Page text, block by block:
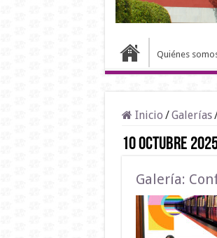
Quiénes
Inicio /Galerías
10 Octubre
Galería: